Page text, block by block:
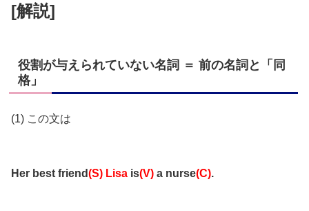
[解説]
役割が与えられていない名詞 ＝ 前の名詞と「同
格」
(1) この文は
Her best friend(S) Lisa is(V) a nurse(C).